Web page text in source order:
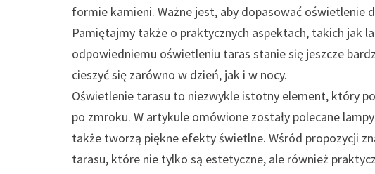
formie kamieni. Ważne jest, aby dopasować oświetlenie
Pamiętajmy także o praktycznych aspektach, takich jak
odpowiedniemu oświetleniu taras stanie się jeszcze
cieszyć się zarówno w dzień, jak i w nocy.
Oświetlenie tarasu to niezwykle istotny element, który
po zmroku. W artykule omówione zostały polecane
także tworzą piękne efekty świetlne. Wśród propozycji
tarasu, które nie tylko są estetyczne, ale również